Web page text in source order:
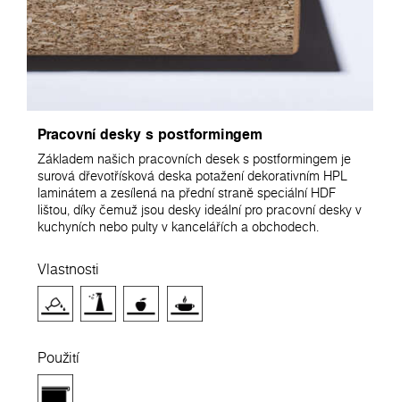
Pracovní desky s postformingem
Základem našich pracovních desek s postformingem je
surová dřevotřísková deska potažení dekorativním HPL
laminátem a zesílená na přední straně speciální HDF
lištou, díky čemuž jsou desky ideální pro pracovní desky v
kuchyních nebo pulty v kancelářích a obchodech.
Vlastnosti
Použití